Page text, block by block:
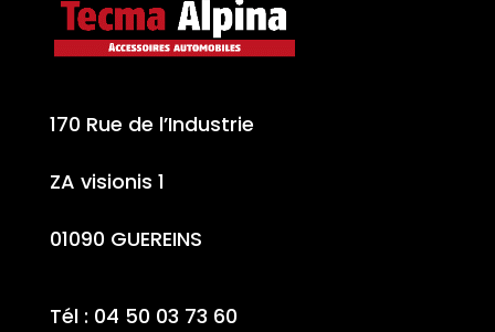
170 Rue de l’Industrie
ZA visionis 1
01090 GUEREINS
Tél : 04 50 03 73 60